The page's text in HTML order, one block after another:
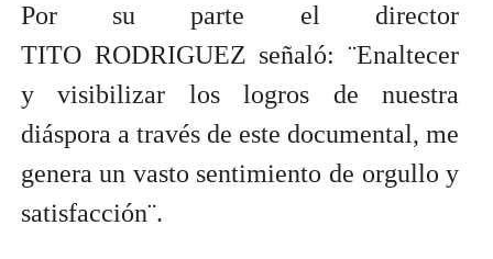
Por su parte el director
TITO RODRIGUEZ señaló: ¨Enaltecer
y visibilizar los logros de nuestra
diáspora a través de este documental, me
genera un vasto sentimiento de orgullo y
satisfacción¨.